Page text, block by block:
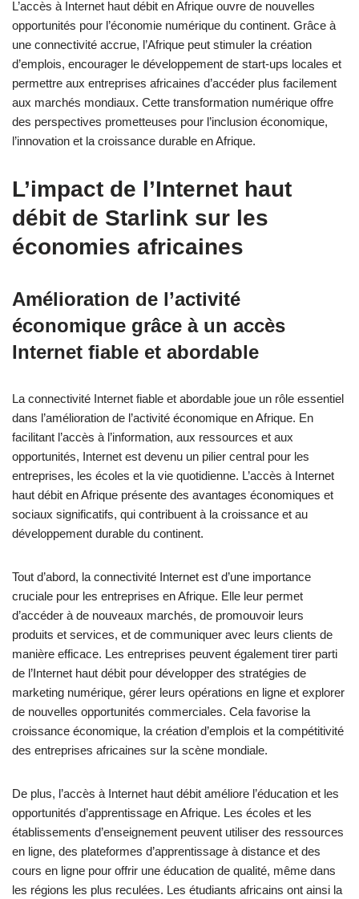
L’accès à Internet haut débit en Afrique ouvre de nouvelles
opportunités pour l’économie numérique du continent. Grâce à
une connectivité accrue, l’Afrique peut stimuler la création
d’emplois, encourager le développement de start-ups locales et
permettre aux entreprises africaines d’accéder plus facilement
aux marchés mondiaux. Cette transformation numérique offre
des perspectives prometteuses pour l’inclusion économique,
l’innovation et la croissance durable en Afrique.
L’impact de l’Internet haut
débit de Starlink sur les
économies africaines
Amélioration de l’activité
économique grâce à un accès
Internet fiable et abordable
La connectivité Internet fiable et abordable joue un rôle essentiel
dans l’amélioration de l’activité économique en Afrique. En
facilitant l’accès à l’information, aux ressources et aux
opportunités, Internet est devenu un pilier central pour les
entreprises, les écoles et la vie quotidienne. L’accès à Internet
haut débit en Afrique présente des avantages économiques et
sociaux significatifs, qui contribuent à la croissance et au
développement durable du continent.
Tout d’abord, la connectivité Internet est d’une importance
cruciale pour les entreprises en Afrique. Elle leur permet
d’accéder à de nouveaux marchés, de promouvoir leurs
produits et services, et de communiquer avec leurs clients de
manière efficace. Les entreprises peuvent également tirer parti
de l’Internet haut débit pour développer des stratégies de
marketing numérique, gérer leurs opérations en ligne et explorer
de nouvelles opportunités commerciales. Cela favorise la
croissance économique, la création d’emplois et la compétitivité
des entreprises africaines sur la scène mondiale.
De plus, l’accès à Internet haut débit améliore l’éducation et les
opportunités d’apprentissage en Afrique. Les écoles et les
établissements d’enseignement peuvent utiliser des ressources
en ligne, des plateformes d’apprentissage à distance et des
cours en ligne pour offrir une éducation de qualité, même dans
les régions les plus reculées. Les étudiants africains ont ainsi la